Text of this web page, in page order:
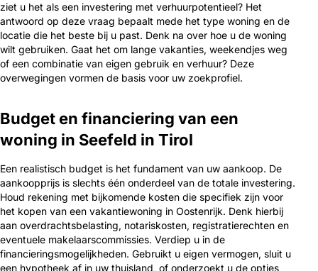
ziet u het als een investering met verhuurpotentieel? Het
antwoord op deze vraag bepaalt mede het type woning en de
locatie die het beste bij u past. Denk na over hoe u de woning
wilt gebruiken. Gaat het om lange vakanties, weekendjes weg
of een combinatie van eigen gebruik en verhuur? Deze
overwegingen vormen de basis voor uw zoekprofiel.
Budget en financiering van een
woning in Seefeld in Tirol
Een realistisch budget is het fundament van uw aankoop. De
aankoopprijs is slechts één onderdeel van de totale investering.
Houd rekening met bijkomende kosten die specifiek zijn voor
het kopen van een vakantiewoning in Oostenrijk. Denk hierbij
aan overdrachtsbelasting, notariskosten, registratierechten en
eventuele makelaarscommissies. Verdiep u in de
financieringsmogelijkheden. Gebruikt u eigen vermogen, sluit u
een hypotheek af in uw thuisland, of onderzoekt u de opties